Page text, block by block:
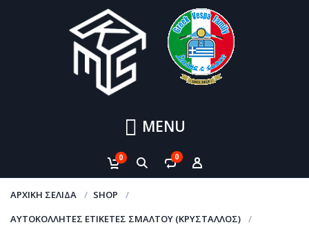
MENU
0 0
ΑΡΧΙΚΉ ΣΕΛΊΔΑ
SHOP
ΑΥΤΟΚΌΛΛΗΤΕΣ ΕΤΙΚΈΤΕΣ ΣΜΆΛΤΟΥ (ΚΡΥΣΤΑΛΛΟΣ)